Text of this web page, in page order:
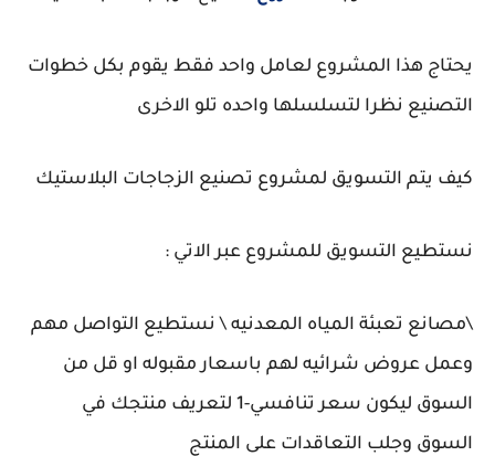
يحتاج هذا المشروع لعامل واحد فقط يقوم بكل خطوات
التصنيع نظرا لتسلسلها واحده تلو الاخرى
كيف يتم التسويق لمشروع تصنيع الزجاجات البلاستيك
نستطيع التسويق للمشروع عبر الاتي :
\مصانع تعبئة المياه المعدنيه \ نستطيع التواصل مهم
وعمل عروض شرائيه لهم باسعار مقبوله او قل من
السوق ليكون سعر تنافسي-1 لتعريف منتجك في
السوق وجلب التعاقدات على المنتج